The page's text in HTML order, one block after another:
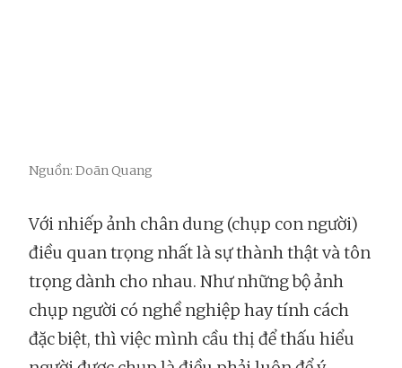
Nguồn: Doãn Quang
Với nhiếp ảnh chân dung (chụp con người)
điều quan trọng nhất là sự thành thật và tôn
trọng dành cho nhau. Như những bộ ảnh
chụp người có nghề nghiệp hay tính cách
đặc biệt, thì việc mình cầu thị để thấu hiểu